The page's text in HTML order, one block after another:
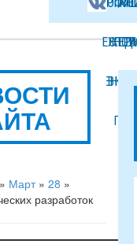
МЕНЮ
» Март » 28 »
разработок